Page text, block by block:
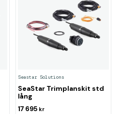
Seastar Solutions
SeaStar Trimplanskit std
lång
17 695 kr